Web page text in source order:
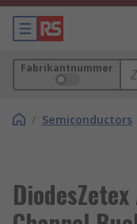
Fabrikantnummer
/ Semiconductors
DiodesZetex